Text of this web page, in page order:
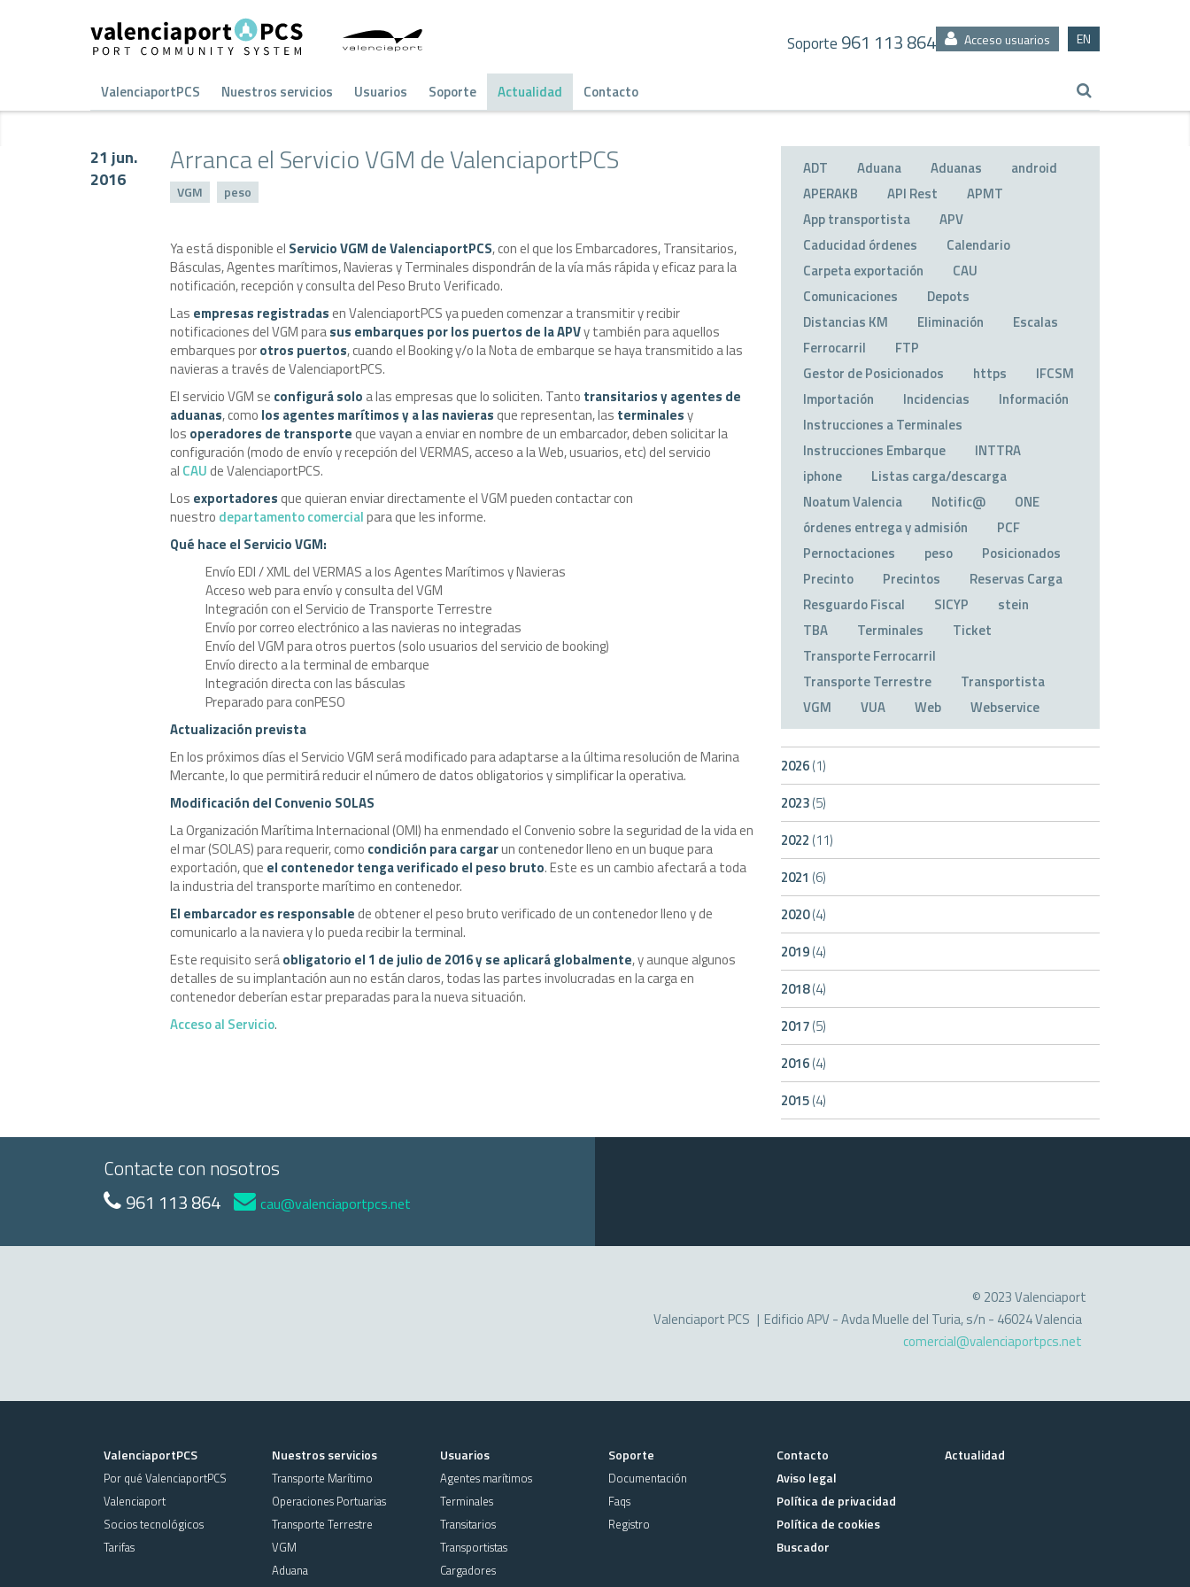
Soporte 961 113 864 Acceso usuarios EN
ValenciaportPCS Nuestros servicios Usuarios Soporte Actualidad Contacto
21 jun.
2016
Arranca el Servicio VGM de ValenciaportPCS
VGM peso
Ya está disponible el Servicio VGM de ValenciaportPCS, con el que los Embarcadores, Transitarios,
Básculas, Agentes marítimos, Navieras y Terminales dispondrán de la vía más rápida y eficaz para la
notificación, recepción y consulta del Peso Bruto Verificado.
Las empresas registradasen ValenciaportPCS ya pueden comenzar a transmitir y recibir
notificaciones del VGM parasus embarques por los puertos de la APVy también para aquellos
embarques porotros puertos, cuando el Booking y/o la Nota de embarque se haya transmitido a las
navieras a través de ValenciaportPCS.
El servicio VGM se configurá solo a las empresas que lo soliciten. Tanto transitarios y agentes de
aduanas, como los agentes marítimos y a las navierasque representan, las terminalesy
los operadores de transporteque vayan a enviar en nombre de un embarcador, deben solicitar la
configuración (modo de envío y recepción del VERMAS, acceso a la Web, usuarios, etc) del servicio
al CAUde ValenciaportPCS.
Los exportadoresque quieran enviar directamente el VGM pueden contactar con
nuestro departamento comercialpara que les informe.
Qué hace el Servicio VGM:
Envío EDI / XML del VERMAS a los Agentes Marítimos y Navieras
Acceso web para envío y consulta del VGM
Integración con el Servicio de Transporte Terrestre
Envío por correo electrónico a las navieras no integradas
Envío del VGM para otros puertos (solo usuarios del servicio de booking)
Envío directo a la terminal de embarque
Integración directa con las básculas
Preparado para conPESO
Actualización prevista
En los próximos días el Servicio VGM será modificado para adaptarse a la última resolución de Marina
Mercante, lo que permitirá reducir el número de datos obligatorios y simplificar la operativa.
Modificación del Convenio SOLAS
La Organización Marítima Internacional (OMI) ha enmendado el Convenio sobre la seguridad de la vida en
el mar (SOLAS) para requerir, como condición para cargarun contenedor lleno en un buque para
exportación, que el contenedor tenga verificado el peso bruto. Este es un cambio afectará a toda
la industria del transporte marítimo en contenedor.
El embarcador es responsablede obtener el peso bruto verificado de un contenedor lleno y de
comunicarlo a la naviera y lo pueda recibir la terminal.
Este requisito seráobligatorio el 1 de julio de 2016 y se aplicará globalmente, y aunque algunos
detalles de su implantación aun no están claros, todas las partes involucradas en la carga en
contenedor deberían estar preparadas para la nueva situación.
Acceso al Servicio.
ADT Aduana Aduanas
android
APERAKB
API Rest
APMT
App transportista
APV
Caducidad órdenes
Calendario
Carpeta exportación
CAU
Comunicaciones
Depots
Distancias KM
Eliminación
Escalas
Ferrocarril
FTP
Gestor de Posicionados
https
IFCSM
Importación
Incidencias
Información
Instrucciones a Terminales
Instrucciones Embarque
INTTRA
iphone
Listas carga/descarga
Noatum Valencia
Notific@
ONE
órdenes entrega y admisión
PCF
Pernoctaciones
peso
Posicionados
Precinto
Precintos
Reservas Carga
Resguardo Fiscal
SICYP
stein
TBA
Terminales
Ticket
Transporte Ferrocarril
Transporte Terrestre
Transportista
VGM
VUA Web Webservice
2026(1)
2023(5)
2022 (11)
2021 (6)
2020(4)
2019(4)
2018(4)
2017(5)
2016(4)
2015(4)
Contacte con nosotros
961 113 864 cau@valenciaportpcs.net
© 2023 Valenciaport
Valenciaport PCS
Edificio APV - Avda Muelle del Turia, s/n - 46024 Valencia
comercial@valenciaportpcs.net
ValenciaportPCS
Por qué ValenciaportPCS
Valenciaport
Socios tecnológicos
Tarifas
Nuestros servicios
Transporte Marítimo
Operaciones Portuarias
Transporte Terrestre
VGM
Aduana
Usuarios
Agentes marítimos
Terminales
Transitarios
Transportistas
Cargadores
Soporte
Documentación
Faqs
Registro
Contacto
Actualidad
Aviso legal
Política de privacidad
Política de cookies
Buscador